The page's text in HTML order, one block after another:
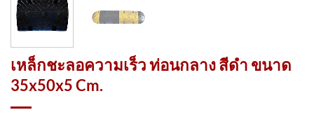
เหล็กชะลอความเร็ว ท่อนกลาง สีดำ ขนาด
35x50x5 Cm.